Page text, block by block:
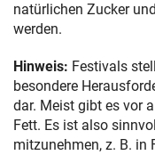
natürlichen Zucker
werden.
Hinweis: Festivals
besondere
dar. Meist gibt es vor
Fett. Es ist also
mitzunehmen, z. B. in